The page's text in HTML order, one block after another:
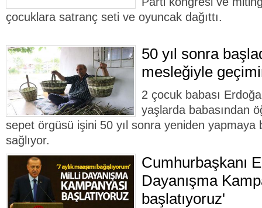
çocuklara satranç seti ve oyuncak dağıttı.
50 yıl sonra
mesleğiyle
2 çocuk babası
yaşlarda babasından
sepet örgüsü işini 50 yıl sonra yeniden yapmaya
sağlıyor.
Cumhurbaşkanı
Dayanışma
başlatıyoruz'